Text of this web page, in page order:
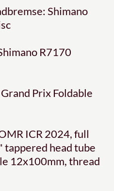
Shimano
R7170
Prix Foldable
ICR 2024, full
head tube
12x100mm, thread